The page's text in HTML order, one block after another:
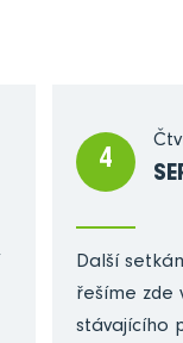
4
Další
řešíme zde
stávajícího